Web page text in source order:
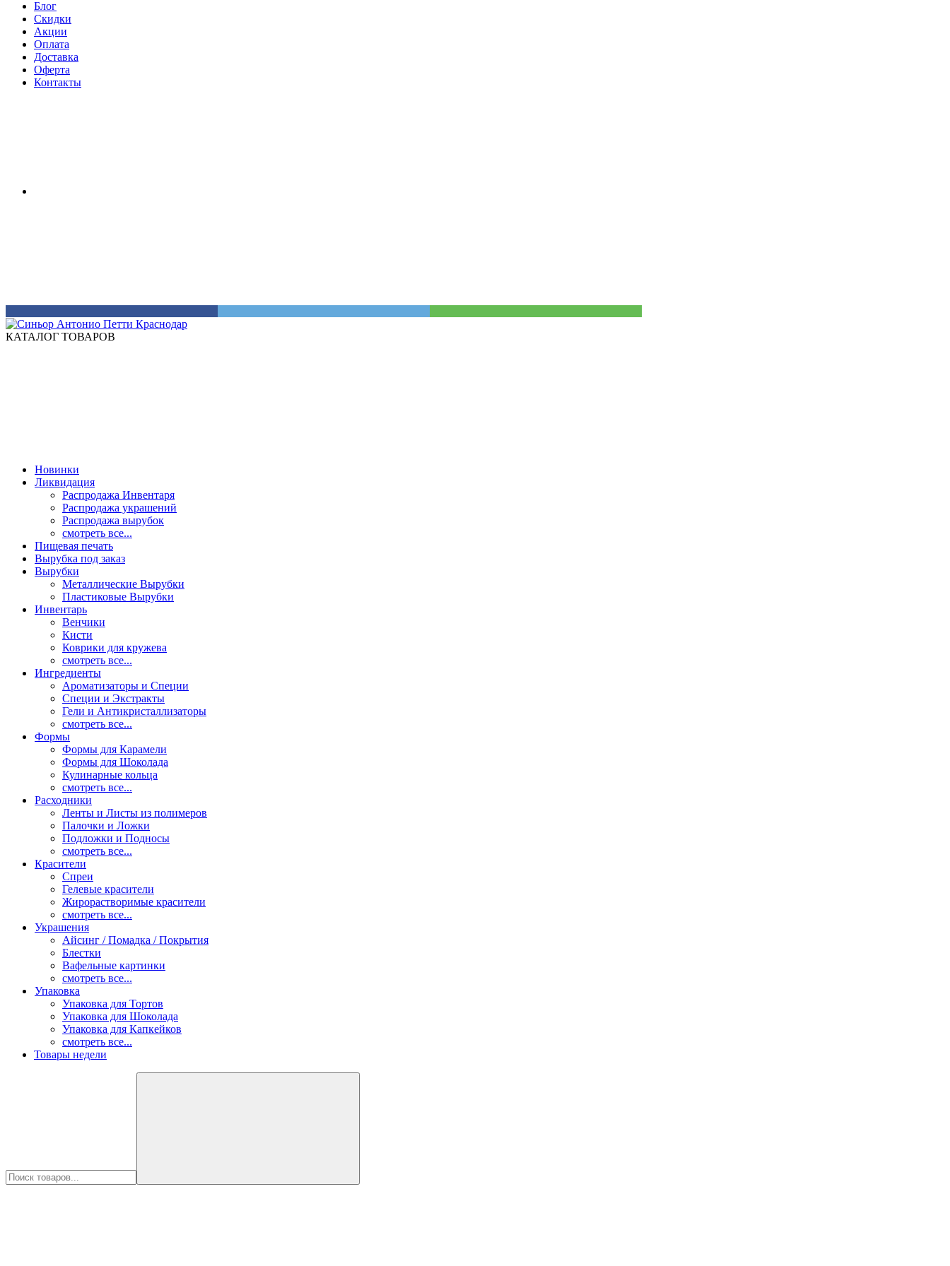
Блог
Скидки
Акции
Оплата
Доставка
Оферта
Контакты
КАТАЛОГ ТОВАРОВ
Новинки
Ликвидация
Распродажа Инвентаря
Распродажа украшений
Распродажа вырубок
смотреть все...
Пищевая печать
Вырубка под заказ
Вырубки
Металлические Вырубки
Пластиковые Вырубки
Инвентарь
Венчики
Кисти
Коврики для кружева
смотреть все...
Ингредиенты
Ароматизаторы и Специи
Специи и Экстракты
Гели и Антикристаллизаторы
смотреть все...
Формы
Формы для Карамели
Формы для Шоколада
Кулинарные кольца
смотреть все...
Расходники
Ленты и Листы из полимеров
Палочки и Ложки
Подложки и Подносы
смотреть все...
Красители
Спреи
Гелевые красители
Жирорастворимые красители
смотреть все...
Украшения
Айсинг / Помадка / Покрытия
Блестки
Вафельные картинки
смотреть все...
Упаковка
Упаковка для Тортов
Упаковка для Шоколада
Упаковка для Капкейков
смотреть все...
Товары недели